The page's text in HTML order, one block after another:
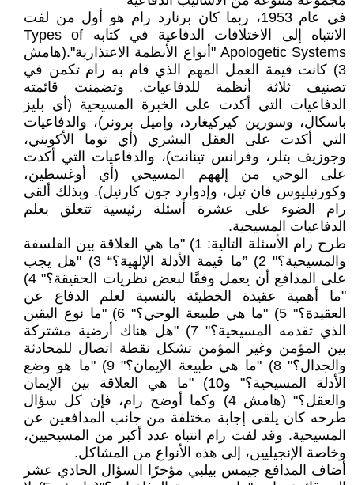
في عام 1953، ربما كان برنارد رام هو أول من لفت
الانتباه إلى الاختلافات الدفاعية في كتابه Types of
Apologetic Systems "أنواع الأنظمة الاعتذارية".(هامش
3) كانت قيمة العمل المهم الذي قام به رام تكمن في
تصنيف ثلاثة أنظمة للدفاعيات. وتضمنت قائمته
الدفاعيات التي أكدت على الخبرة المسيحية (أي بليز
باسكال، وسورين كيركيغارد، وإميل برونر)، والدفاعيات
التي أكدت على العقل البشري (أي توما الأكويني،
وجوزيف بتلر، وفرانس تينانت)، والدفاعيات التي أكدت
على الوحي من إلههم المسيحي (أي أوغسطين،
وكورنيليوس فان تيل، وإدوارد جون كارنيل). وبذلك ألقى
رام الضوء على عشرة أسئلة رئيسية تتعلق بعلم
الدفاعيات المسيحية.
طرح رام الأسئلة التالية: 1) "ما هي العلاقة بين الفلسفة
والمسيحية؟" 2) ”ما قيمة الأدلة الإلهية؟“ 3) "هل يجب
على المدافع أن يعمل وفقًا لبعض نظريات الحقيقة؟" 4)
"ما أهمية عقيدة الخطيئة بالنسبة لعلم الدفاع عن
العقيدة؟" 5) "ما هي طبيعة الوحي؟" 6) "ما نوع اليقين
الذي تقدمه المسيحية؟" 7) "هل هناك أرضية مشتركة
بين المؤمن وغير المؤمن تشكل نقطة اتصال للمحادثة
والجدال؟" 8) "ما هي طبيعة الإيمان؟" 9) "ما هو وضع
الأدلة المسيحية؟" و10) "ما هي العلاقة بين الإيمان
والعقل؟" (هامش 4) وكما أوضح رام، فإن كل سؤال
طرحه كان يلقى إجابة مختلفة من جانب المدافعين عن
المسيحية. وقد لفت رام انتباه عدد أكبر من المسيحيين،
وخاصة الإنجيليين، إلى هذه الأنواع من المشاكل.
أضاف المدافع جيمس بيلبي مؤخرًا السؤال الحادي عشر